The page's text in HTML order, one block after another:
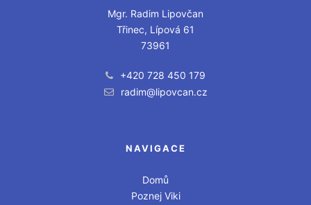
Mgr. Radim Lipovčan
Třinec, Lípová 61
73961
+420 728 450 179
radim@lipovcan.cz
NAVIGACE
Domů
Poznej Viki